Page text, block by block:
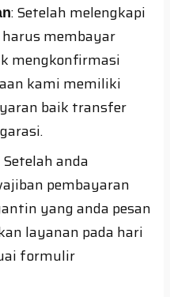
: Setelah melengkapi
membayar
mengkonfirmasi
kami memiliki
baik transfer
Setelah anda
pembayaran
yang anda pesan
layanan pada hari
formulir